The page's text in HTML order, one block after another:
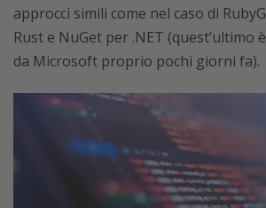
approcci simili come nel caso di
Rust e NuGet per .NET
da Microsoft proprio pochi giorni fa).